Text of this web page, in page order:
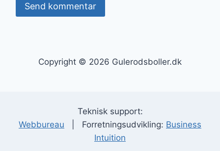
Copyright © 2026 Gulerodsboller.dk
Teknisk support:
Webbureau | Forretningsudvikling: Business
Intuition